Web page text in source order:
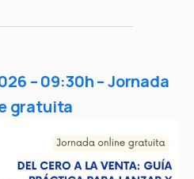
– 09:30h – Jornada
gratuita